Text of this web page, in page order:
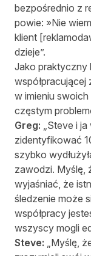
bezpośrednio z
powie: »Nie
klient
dzieje”.
Jako praktyczny
w imieniu
częstym
Greg: „Steve i
zidentyfikować
szybko
zawodzi. Myślę,
wyjaśniać, że
śledzenie może
współpracy
wszyscy mogli
Steve:
„Myślę,